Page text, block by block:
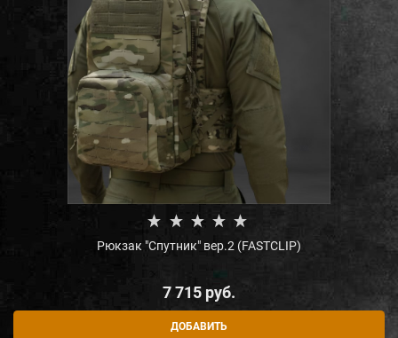
Рюкзак "Cпутник" вер.2 (FASTCLIP)
7 715 руб.
ДОБАВИТЬ